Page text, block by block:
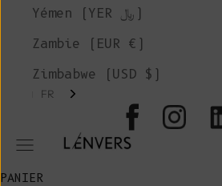
L'ENVERS
Ouvrir le menu de navigation
Yémen (YER ﷼)
Zambie (EUR €)
Zimbabwe (USD $)
FR
PANIER